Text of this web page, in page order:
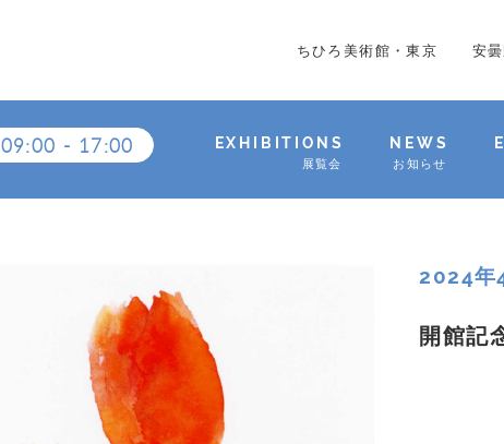
ちひろ美術館・東京 安
09:00 - 17:00 EXHIBITIONS
展覧会
NEWS
お知らせ
2024年
開館記